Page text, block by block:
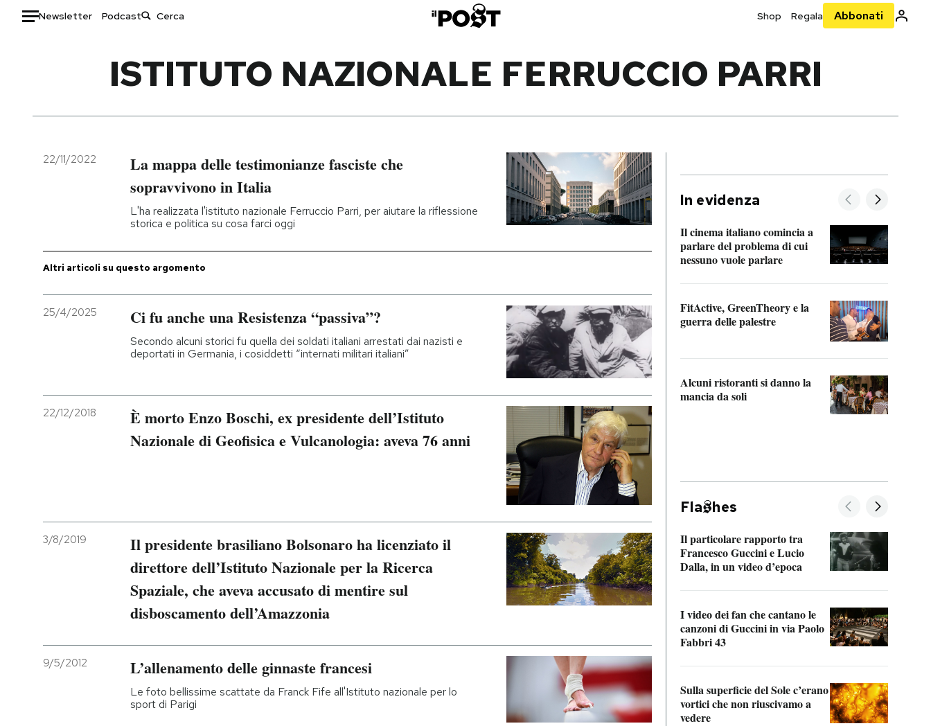
Newsletter Podcast Shop Regala Abbonati
Italia
Politica
Moda
Storie/Idee
Ok Boomer!
Media
CALENDARIO
AREA PERSONALE
ISTITUTO NAZIONALE FERRUCCIO PARRI
22/11/2022
La mappa delle testimonianze fasciste che
sopravvivono in Italia
L'ha realizzata l'istituto nazionale Ferruccio Parri, per aiutare la riflessione
storica e politica su cosa farci oggi
Altri articoli su questo argomento
25/4/2025 Ci fu anche una Resistenza “passiva”?
Secondo alcuni storici fu quella dei soldati italiani arrestati dai nazisti e
deportati in Germania, i cosiddetti “internati militari italiani”
22/12/2018
È morto Enzo Boschi, ex presidente dell’Istituto
Nazionale di Geofisica e Vulcanologia: aveva 76 anni
3/8/2019
Il presidente brasiliano Bolsonaro ha licenziato il
direttore dell’Istituto Nazionale per la Ricerca
Spaziale, che aveva accusato di mentire sul
disboscamento dell’Amazzonia
9/5/2012 L’allenamento delle ginnaste francesi
Le foto bellissime scattate da Franck Fife all'Istituto nazionale per lo
sport di Parigi
In evidenza
Il cinema italiano comincia a
parlare del problema di cui
nessuno vuole parlare
FitActive, GreenTheory e la
guerra delle palestre
Alcuni ristoranti si danno la
mancia da soli
Fla hes
Il particolare rapporto tra
Francesco Guccini e Lucio
Dalla, in un video d’epoca
I video dei fan che cantano le
canzoni di Guccini in via Paolo
Fabbri 43
Sulla superficie del Sole c’erano
vortici che non riuscivamo a
vedere